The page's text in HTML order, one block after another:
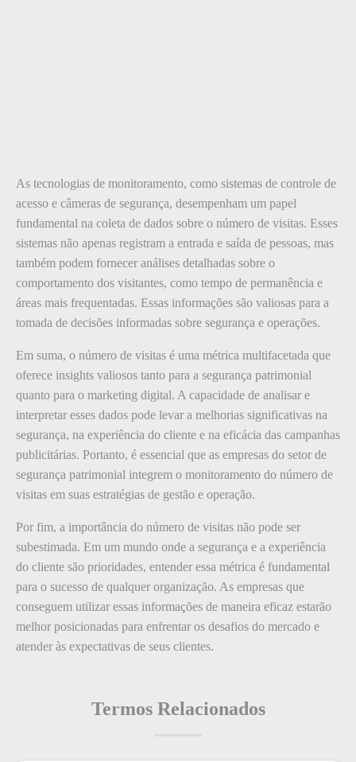
As tecnologias de monitoramento, como sistemas de controle de
acesso e câmeras de segurança, desempenham um papel
fundamental na coleta de dados sobre o número de visitas. Esses
sistemas não apenas registram a entrada e saída de pessoas, mas
também podem fornecer análises detalhadas sobre o
comportamento dos visitantes, como tempo de permanência e
áreas mais frequentadas. Essas informações são valiosas para a
tomada de decisões informadas sobre segurança e operações.
Em suma, o número de visitas é uma métrica multifacetada que
oferece insights valiosos tanto para a segurança patrimonial
quanto para o marketing digital. A capacidade de analisar e
interpretar esses dados pode levar a melhorias significativas na
segurança, na experiência do cliente e na eficácia das campanhas
publicitárias. Portanto, é essencial que as empresas do setor de
segurança patrimonial integrem o monitoramento do número de
visitas em suas estratégias de gestão e operação.
Por fim, a importância do número de visitas não pode ser
subestimada. Em um mundo onde a segurança e a experiência
do cliente são prioridades, entender essa métrica é fundamental
para o sucesso de qualquer organização. As empresas que
conseguem utilizar essas informações de maneira eficaz estarão
melhor posicionadas para enfrentar os desafios do mercado e
atender às expectativas de seus clientes.
Termos Relacionados